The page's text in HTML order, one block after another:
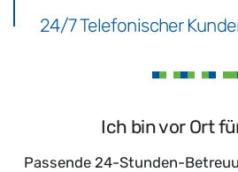
24/7 Telefonischer
Ich bin vor Ort
Passende 24-Stunden-